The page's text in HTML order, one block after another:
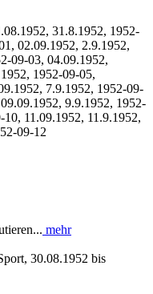
31.8.1952, 1952-
02.09.1952, 2.9.1952,
09-03, 04.09.1952,
1952-09-05,
7.9.1952, 1952-09-
9.9.1952, 1952-
11.09.1952, 11.9.1952,
09-12
mehr
30.08.1952 bis